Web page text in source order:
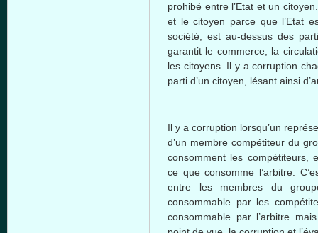
prohibé entre l’Etat et un citoyen
et lecitoyen parce que l’Etat
société
est au-dessusdes
garantit le commerce, la
les citoyens. Il y a corruption
parti d’un citoyen lésant ainsi
Il y a corruption lorsqu’un
d’un membre compétiteur du
consomment les compétiteurs,
ce que consomme l’arbitre.
entre les membres du
consommable par les
consommable par l’arbitre mais